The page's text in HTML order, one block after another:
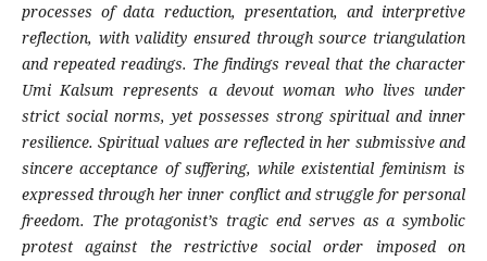
processes of data reduction, presentation, and interpretive
reflection, with validity ensured through source triangulation
and repeated readings. The findings reveal that the character
Umi Kalsum represents a devout woman who lives under
strict social norms, yet possesses strong spiritual and inner
resilience. Spiritual values are reflected in her submissive and
sincere acceptance of suffering, while existential feminism is
expressed through her inner conflict and struggle for personal
freedom. The protagonist’s tragic end serves as a symbolic
protest against the restrictive social order imposed on